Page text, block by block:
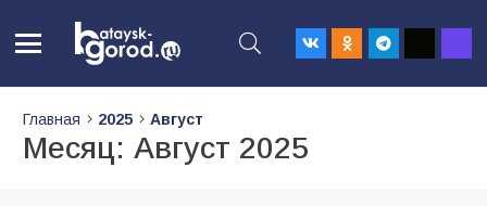
Главная 2025 Август
Месяц: Август 2025